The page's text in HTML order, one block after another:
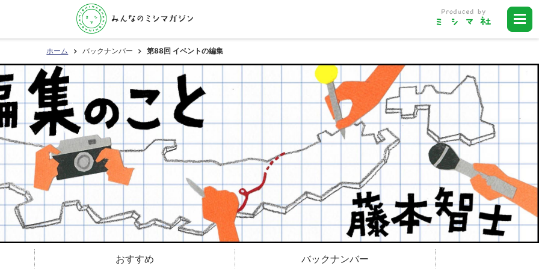
ホーム バックナンバー 第88回 イベントの編集
おすすめ バックナンバー